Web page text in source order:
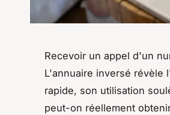
Recevoir un appel d'un
L'annuaire inversé révèle
rapide, son utilisation
peut-on réellement